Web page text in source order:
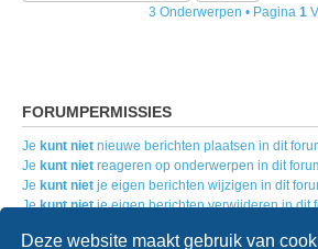
Deze website maakt gebruik van
3 Onderwerpen • Pagina 1
FORUMPERMISSIES
Je kunt niet nieuwe berichten plaatsen in dit
Je kunt niet reageren op onderwerpen in dit
Je kunt niet je eigen berichten wijzigen in dit
Jekunt nietje eigen berichten verwijderen in dit